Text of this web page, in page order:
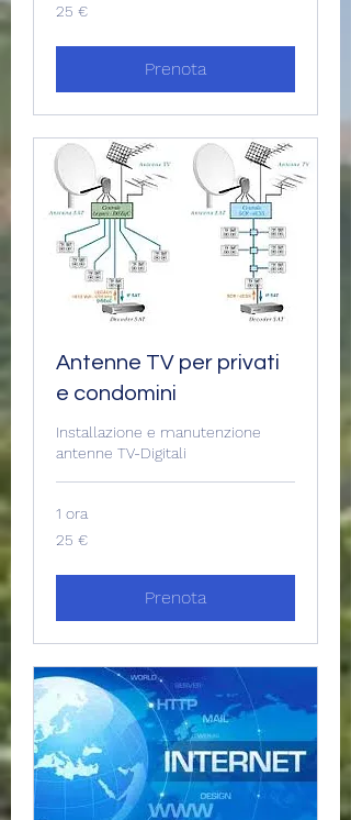
euro
25 €
Prenota
Antenne TV per privati
e condomini
Installazione e manutenzione
antenne TV-Digitali
1 ora
euro
25 €
Prenota